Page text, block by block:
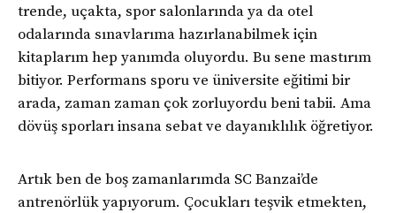
trende, uçakta, spor salonlarında ya da otel
odalarında sınavlarıma hazırlanabilmek için
kitaplarım hep yanımda oluyordu. Bu sene mastırım
bitiyor. Performans sporu ve üniversite eğitimi bir
arada, zaman zaman çok zorluyordu beni tabii. Ama
dövüş sporları insana sebat ve dayanıklılık öğretiyor.
Artık ben de boş zamanlarımda SC Banzai’de
antrenörlük yapıyorum. Çocukları teşvik etmekten,